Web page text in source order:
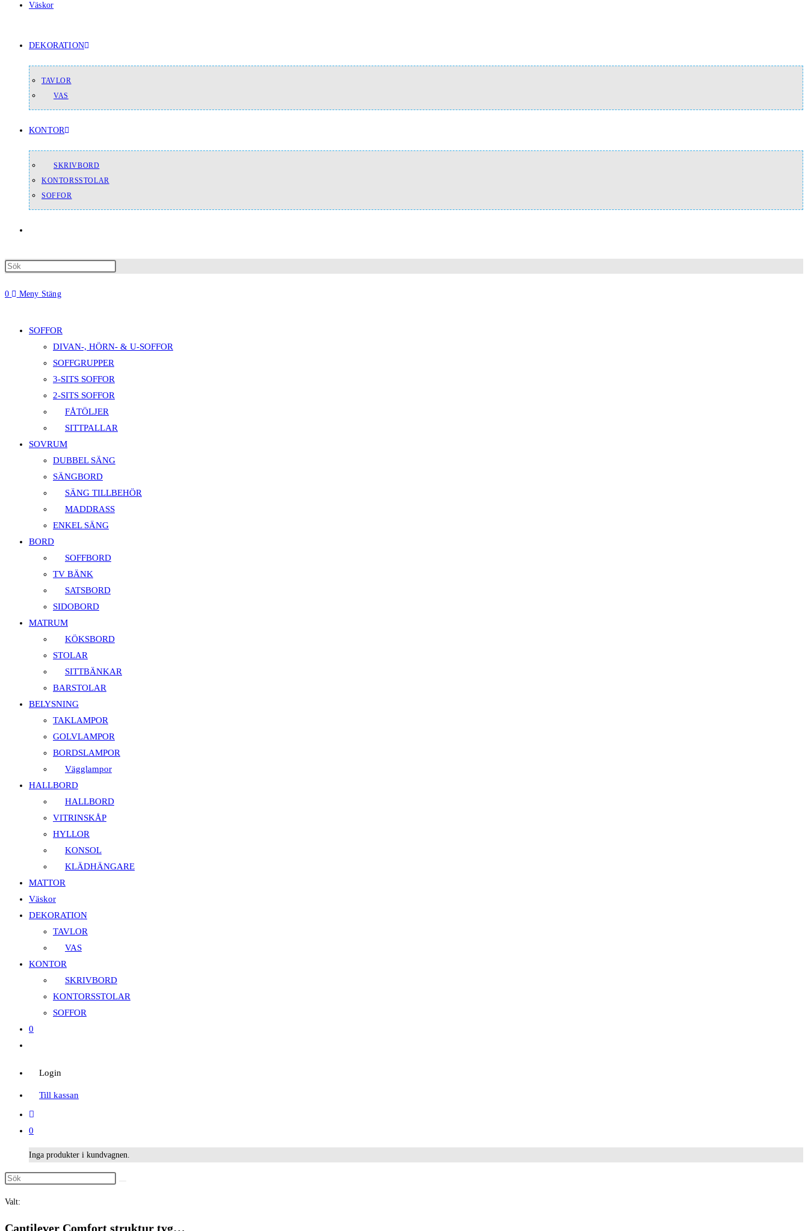
Väskor
DEKORATION
TAVLOR
VAS
KONTOR
SKRIVBORD
KONTORSSTOLAR
SOFFOR
på/av
0 Meny Stäng
SOFFOR
DIVAN-, HÖRN- & U-SOFFOR
SOFFGRUPPER
3-SITS SOFFOR
2-SITS SOFFOR
FÅTÖLJER
SITTPALLAR
SOVRUM
DUBBEL SÄNG
SÄNGBORD
SÄNG TILLBEHÖR
MADDRASS
ENKEL SÄNG
BORD
SOFFBORD
TV BÄNK
SATSBORD
SIDOBORD
MATRUM
KÖKSBORD
STOLAR
SITTBÄNKAR
BARSTOLAR
BELYSNING
TAKLAMPOR
GOLVLAMPOR
BORDSLAMPOR
Vägglampor
HALLBORD
HALLBORD
VITRINSKÅP
HYLLOR
KONSOL
KLÄDHÄNGARE
MATTOR
Väskor
DEKORATION
TAVLOR
VAS
KONTOR
SKRIVBORD
KONTORSSTOLAR
SOFFOR
0
webbplatssökning
Login
Till kassan
0
Inga produkter i kundvagnen.
Sök
webbplats
Valt:
Cantilever Comfort struktur tyg…